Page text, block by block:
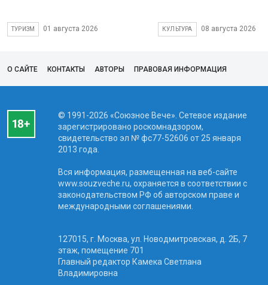
ТУРИЗМ 01 августа 2026 КУЛЬТУРА 08 августа 2026
О САЙТЕ КОНТАКТЫ АВТОРЫ ПРАВОВАЯ ИНФОРМАЦИЯ
© 1991-2026 «Союзное Вече». Сетевое издание
зарегистрировано роскомнадзором,
свидетельство эл № фc77-52606 от 25 января
2013 года.
Вся информация, размещенная на веб-сайте
www.souzveche.ru, охраняется в соответствии с
законодательством РФ об авторском праве и
международными соглашениями.
127015, г. Москва, ул. Новодмитровская, д. 2Б, 7
этаж, помещение 701
Главный редактор Камека Светлана
Владимировна